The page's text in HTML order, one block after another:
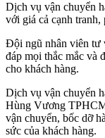
Dịch vụ vận chuyển
với giá cả cạnh
Đội ngũ nhân viên tư
đáp mọi thắc mắc và
cho khách hàng.
Dịch vụ vận chuyển
Hùng Vương
vận chuyển, bốc dỡ
sức của khách hàng.